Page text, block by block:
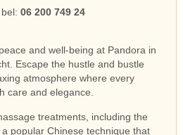
06 200 749 24
and well-being at Pandora in
Escape the hustle and bustle
atmosphere where every
care and elegance.
treatments, including the
popular Chinese technique that